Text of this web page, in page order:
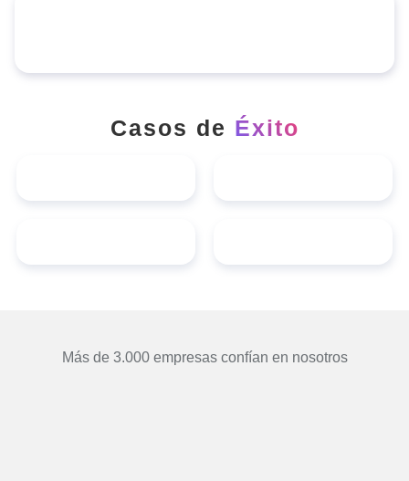
Casos de Éxito
Más de 3.000 empresas confían en nosotros